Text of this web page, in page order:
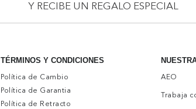
Y RECIBE UN REGALO ESPECIAL
TÉRMINOS Y CONDICIONES
Política de Cambio
Política de Garantia
Política de Retracto
AEO
Trabaja